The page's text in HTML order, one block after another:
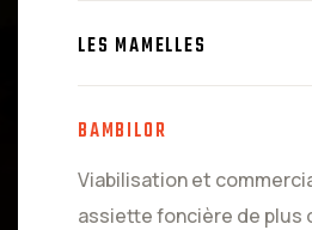
LES MAMELLES
BAMBILOR
Viabilisation et
assiette foncière de plus